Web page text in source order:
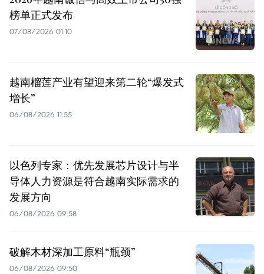
榜单正式发布
07/08/2026 01:10
越南榴莲产业有望迎来第二轮“爆发式
增长”
06/08/2026 11:55
以色列专家：优先发展芯片设计与半
导体人力资源是符合越南实际需求的
发展方向
06/08/2026 09:58
破解木材深加工原料“瓶颈”
06/08/2026 09:50